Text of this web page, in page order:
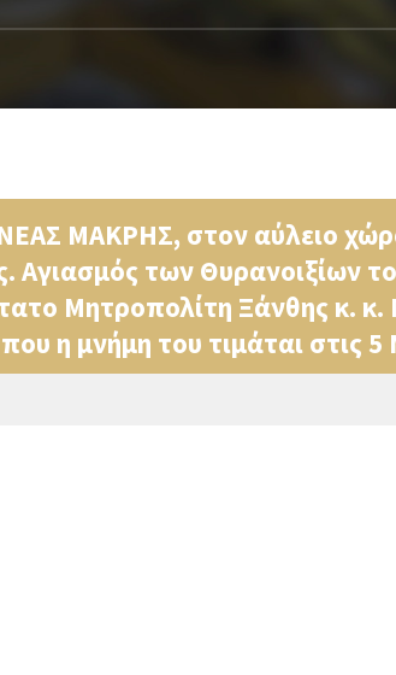
ΜΑΚΡΗΣ, στον αύλειο
των Θυρανοιξίων
Μητροπολίτη Ξάνθης κ.
η μνήμη του τιμάται στις 5